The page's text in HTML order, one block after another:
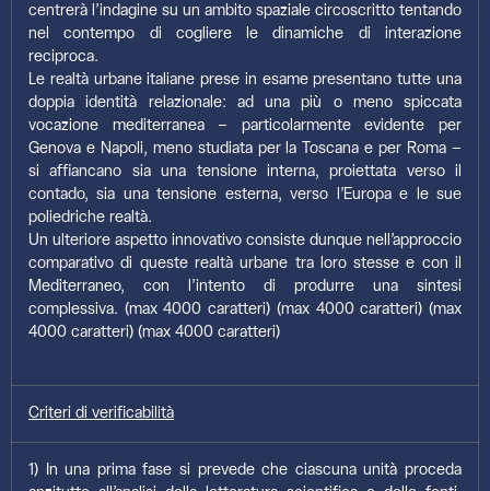
centrerà l’indagine su un ambito spaziale circoscritto tentando
nel contempo di cogliere le dinamiche di interazione
reciproca.
Le realtà urbane italiane prese in esame presentano tutte una
doppia identità relazionale: ad una più o meno spiccata
vocazione mediterranea – particolarmente evidente per
Genova e Napoli, meno studiata per la Toscana e per Roma –
si affiancano sia una tensione interna, proiettata verso il
contado, sia una tensione esterna, verso l’Europa e le sue
poliedriche realtà.
Un ulteriore aspetto innovativo consiste dunque nell’approccio
comparativo di queste realtà urbane tra loro stesse e con il
Mediterraneo, con l’intento di produrre una sintesi
complessiva. (max 4000 caratteri) (max 4000 caratteri) (max
4000 caratteri) (max 4000 caratteri)
Criteri di verificabilità
1) In una prima fase si prevede che ciascuna unità proceda